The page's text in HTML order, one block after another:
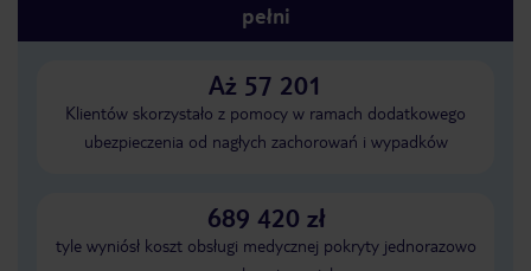
pełni
Aż 57 201
Klientów skorzystało z pomocy w ramach dodatkowego
ubezpieczenia od nagłych zachorowań i wypadków
689 420 zł
tyle wyniósł koszt obsługi medycznej pokryty jednorazowo